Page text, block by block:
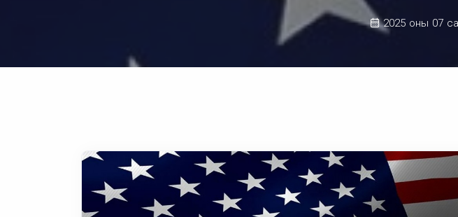
2025 оны 07